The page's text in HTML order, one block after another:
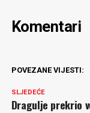
Komentari
POVEZANE VIJESTI:
SLJEDEĆE
Dragulje prekrio